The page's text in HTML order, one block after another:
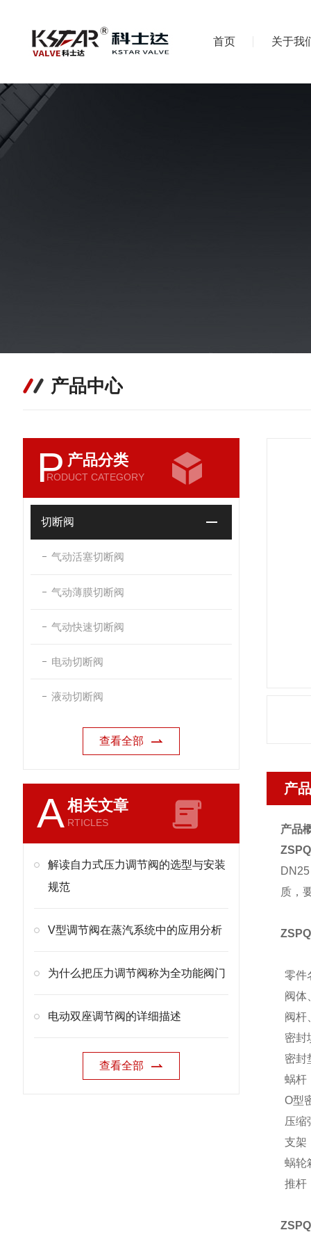
首页 关于我
产品中心
P 产品分类
RODUCT CATEGORY
切断阀
气动活塞切断阀
气动薄膜切断阀
气动快速切断阀
电动切断阀
液动切断阀
查看全部
A相关文章
RTICLES
解读自力式压力调节阀的选型与安装
规范
V型调节阀在蒸汽系统中的应用分析
为什么把压力调节阀称为全功能阀门
电动双座调节阀的详细描述
查看全部
产
产品
质，
零件
阀体
阀杆
密封
密封
蜗杆
O型
压缩
支架
蜗轮
推杆